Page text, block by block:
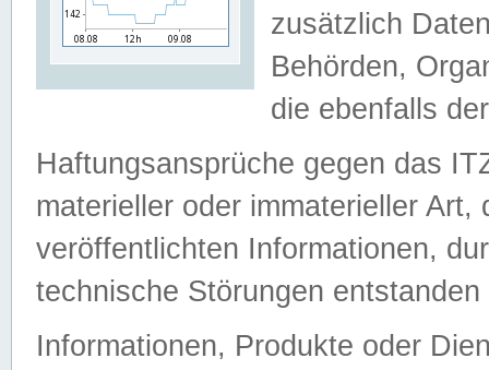
zusätzlich
Behörden,
die ebenfalls
Haftungsansprüche gegen das
materieller oder immaterieller
veröffentlichten Informationen,
technische Störungen
Informationen, Produkte oder